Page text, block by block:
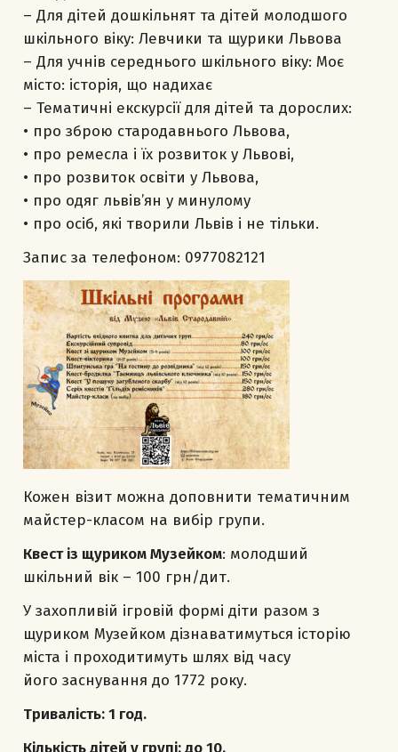
– Для дітей дошкільнят та дітей молодшого
шкільного віку: Левчики та щурики Львова
– Для учнів середнього шкільного віку: Моє
місто: історія, що надихає
– Тематичні екскурсії для дітей та дорослих:
• про зброю стародавнього Львова,
• про ремесла і їх розвиток у Львові,
• про розвиток освіти у Львова,
• про одяг львів’ян у минулому
• про осіб, які творили Львів і не тільки.
Запис за телефоном: 0977082121
Кожен візит можна доповнити тематичним
майстер-класом на вибір групи.
Квест із щуриком Музейком: молодший
шкільний вік – 100 грн/дит.
У захопливій ігровій формі діти разом з
щуриком Музейком дізнаватимуться історію
міста і проходитимуть шлях від часу
його заснування до 1772 року.
Тривалість: 1 год.
Кількість дітей у групі: до 10.